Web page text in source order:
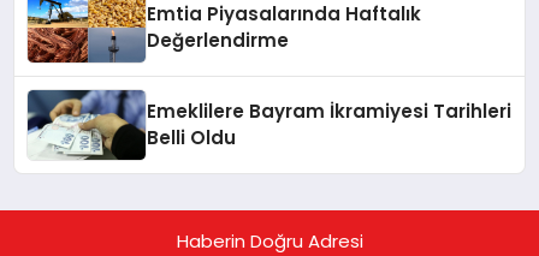
Emtia Piyasalarında Haftalık
Değerlendirme
Emeklilere Bayram İkramiyesi Tarihleri
Belli Oldu
Haberin Doğru Adresi